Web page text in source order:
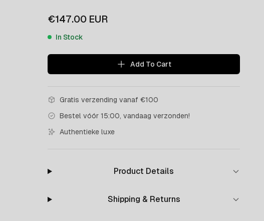
€147.00 EUR
In Stock
Add To Cart
Gratis verzending vanaf €100
Bestel vóór 15:00, vandaag verzonden!
Authentieke luxe
Product Details
Shipping & Returns